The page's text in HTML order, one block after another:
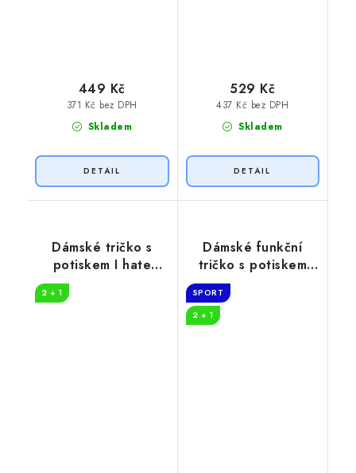
Skladem
371 Kč bez DPH
449 Kč
Skladem
437 Kč bez DPH
529 Kč
Dámské tričko s
potiskem I hate
2 + 1
Dámské funkční
tričko s potiskem
Tep hory
SPORT
2 + 1